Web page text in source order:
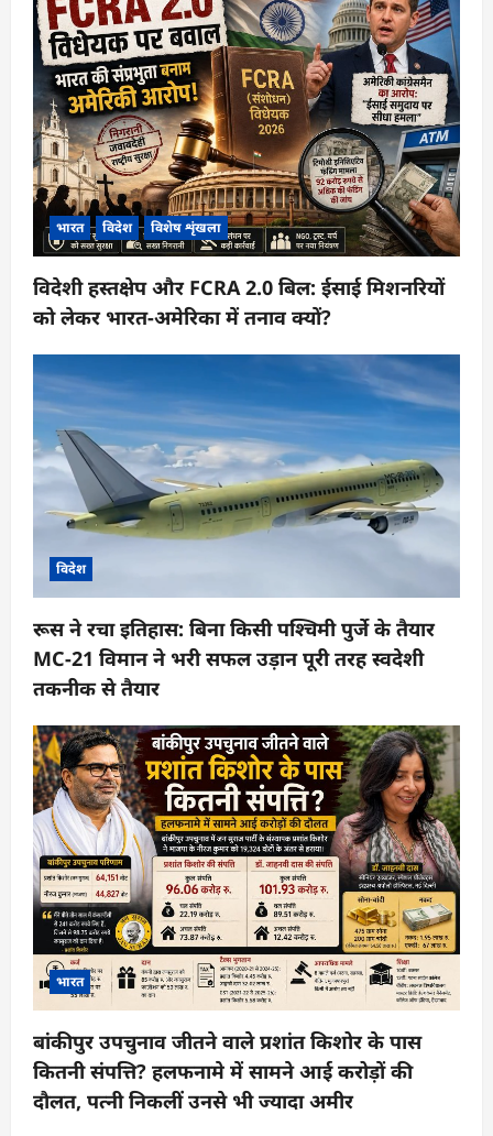
भारत विदेश विशेष शृंखला
विदेशी हस्तक्षेप और FCRA 2.0 बिल: ईसाई मिशनरियों
को लेकर भारत-अमेरिका में तनाव क्यों?
विदेश
रूस ने रचा इतिहास: बिना किसी पश्चिमी पुर्जे के तैयार
MC-21 विमान ने भरी सफल उड़ान पूरी तरह स्वदेशी
तकनीक से तैयार
भारत
बांकीपुर उपचुनाव जीतने वाले प्रशांत किशोर के पास
कितनी संपत्ति? हलफनामे में सामने आई करोड़ों की
दौलत, पत्नी निकलीं उनसे भी ज्यादा अमीर